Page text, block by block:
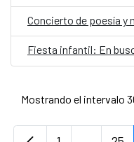
Concierto de poesía y
Fiesta infantil: En
Mostrando el intervalo